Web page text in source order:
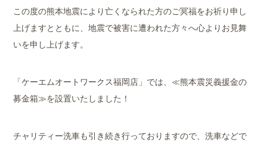
会社概要
この度の熊本地震により亡くなられた方のご冥福をお祈り申し
上げますとともに、地震で被害に遭われた方々へ心よりお見舞
いを申し上げます。
「ケーエムオートワークス福岡店」では、≪熊本震災義援金の
募金箱≫を設置いたしました！
チャリティー洗車も引き続き行っておりますので、洗車などで